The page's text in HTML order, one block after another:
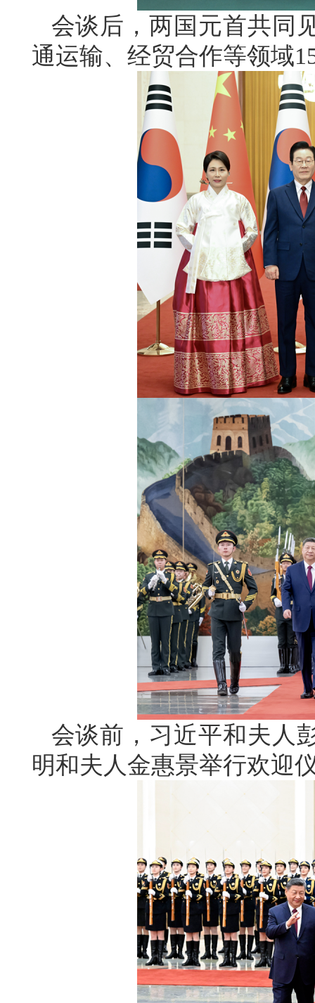
会谈后，两国元首共同
通运输、经贸合作等领域
会谈前，习近平和夫人
明和夫人金惠景举行欢迎